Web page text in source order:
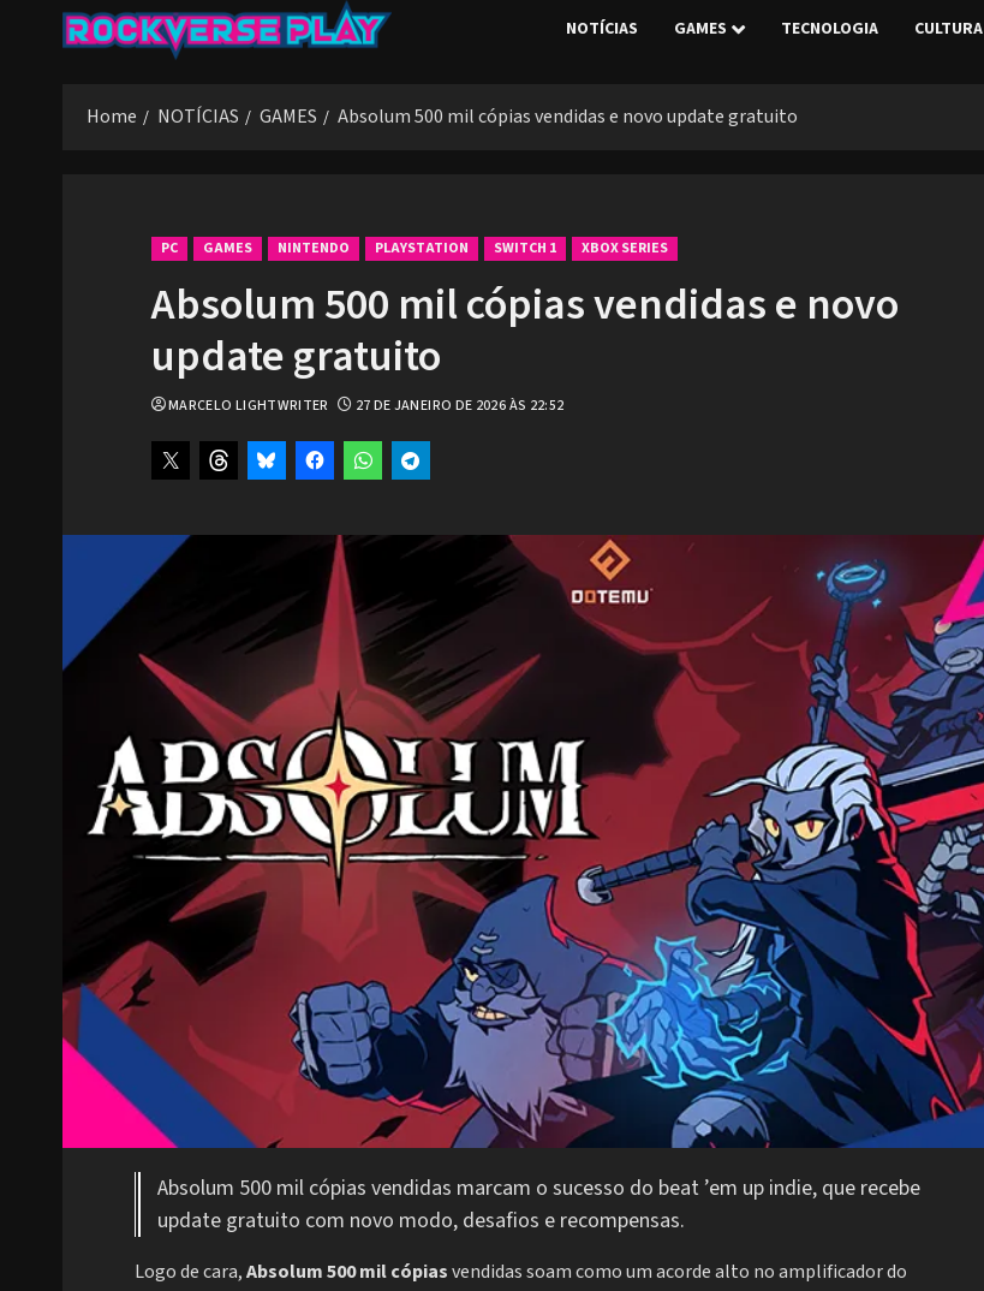
NOTÍCIAS GAMES TECNOLOGIA CULTURA
Home NOTÍCIAS GAMES Absolum 500 mil cópias vendidas e novo update gratuito
PC GAMES NINTENDO PLAYSTATION SWITCH 1 XBOX SERIES
Absolum 500 mil cópias vendidas e novo
update gratuito
MARCELO LIGHTWRITER 27 DE JANEIRO DE 2026 ÀS 22:52
Absolum 500 mil cópias vendidas marcam o sucesso do beat ’em up indie, que recebe
update gratuito com novo modo, desafios e recompensas.
Logo de cara,Absolum 500 mil cópiasvendidas soam como um acorde alto no amplificador do